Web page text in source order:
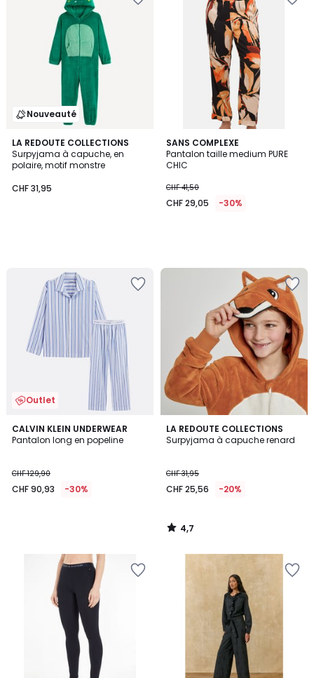
Nouveauté
LA REDOUTE COLLECTIONS
Surpyjama à capuche, en
polaire, motif monstre
CHF 31,95
SANS COMPLEXE
Pantalon taille medium PURE
CHIC
CHF 41,50
CHF 29,05 -30%
Outlet
CALVIN KLEIN UNDERWEAR
Pantalon long en popeline
CHF 129,90
CHF 90,93 -30%
LA REDOUTE COLLECTIONS
Surpyjama à capuche renard
CHF 31,95
CHF 25,56 -20%
4,7
/ 5
4,7
/